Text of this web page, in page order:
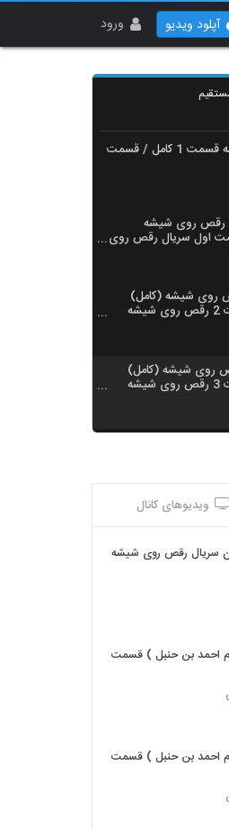
ورود آپلود ویدیو
دانلود رقص روی شیشه قسمت 1 کامل / قسمت
1 سریال رقص روی شیشه
اول سریال رقص روی
روی شیشه (کامل)
(سریال) | دانلود قسمت 2 رقص روی شیشه
روی شیشه (کامل)
(سریال) | دانلود قسمت 3 رقص روی شیشه
ویدیوهای کانال
سریال رقص روی شیشه
احمد بن حنبل ) قسمت
احمد بن حنبل ) قسمت